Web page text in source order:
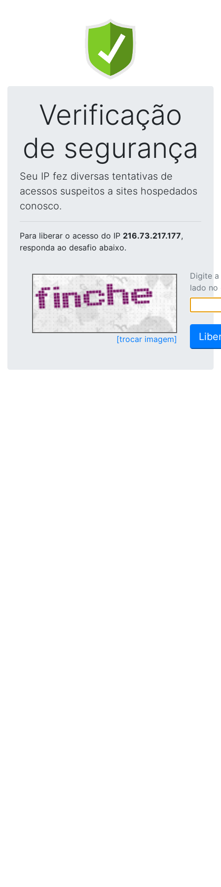
Verificação
de segurança
Seu IP fez diversas tentativas de
acessos suspeitos a sites hospedados
conosco.
Para liberar o acesso do IP 216.73.217.177,
responda ao desafio abaixo.
[trocar imagem]
Digite
lado no